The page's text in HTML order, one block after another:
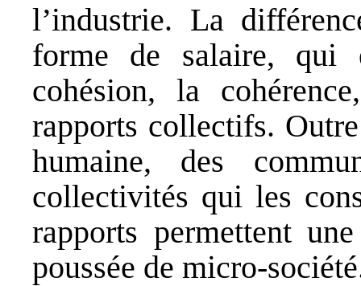
l’industrie. La
forme de salaire, qui
cohésion, la
rapports collectifs.
humaine, des
collectivités qui les
rapports permettent
poussée de micro-